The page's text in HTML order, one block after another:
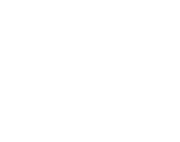
诅咒，随后猛然发现自己难